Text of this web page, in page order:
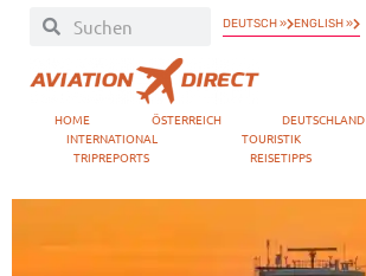
DEUTSCH » ENGLISH »
HOME ÖSTERREICH DEUTSCHLAND
INTERNATIONAL
TOURISTIK
TRIPREPORTS
REISETIPPS